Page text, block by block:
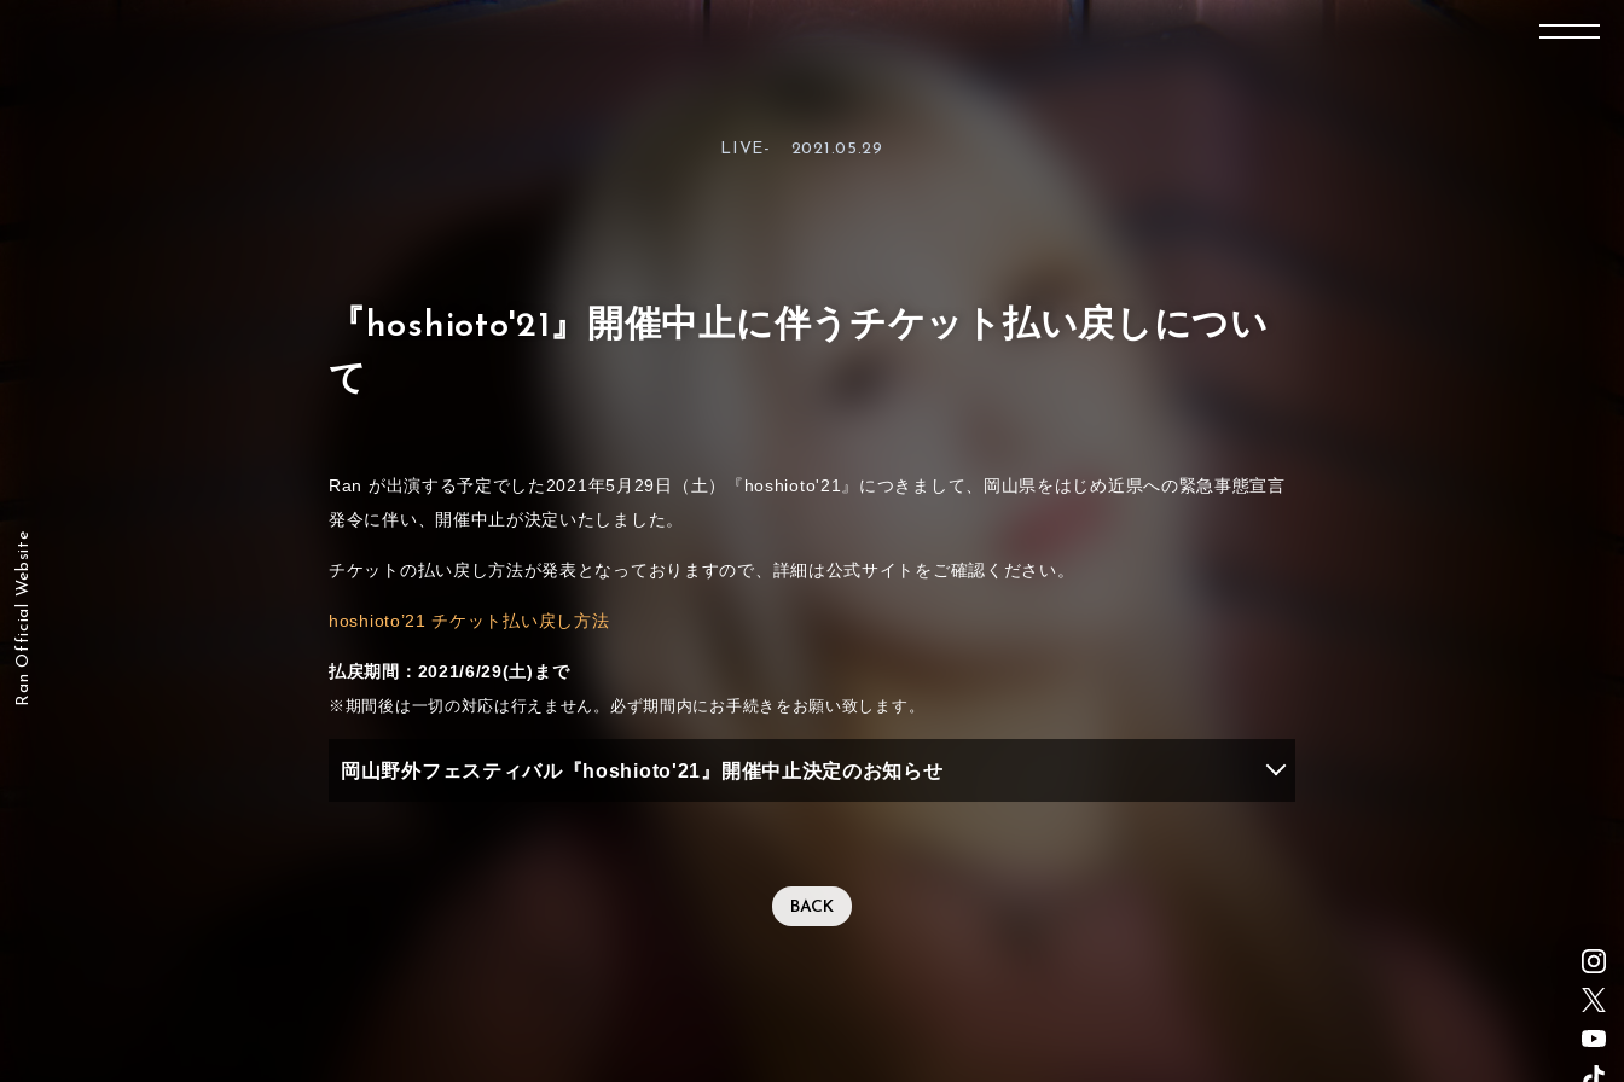
Ran Official Website
LIVE- 2021.05.29
『hoshioto'21』開催中止に伴うチケット払い戻しについ
て
Ran が出演する予定でした2021年5月29日（土）『hoshioto'21』につきまして、岡山県をはじめ近県への緊急事態宣言
発令に伴い、開催中止が決定いたしました。
チケットの払い戻し方法が発表となっておりますので、詳細は公式サイトをご確認ください。
hoshioto’21 チケット払い戻し方法
払戻期間：2021/6/29(土)まで
※期間後は一切の対応は行えません。必ず期間内にお手続きをお願い致します。
岡山野外フェスティバル『hoshioto'21』開催中止決定のお知らせ
BACK